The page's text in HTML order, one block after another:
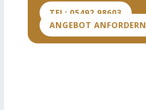
TEL: 05492 98603
ANGEBOT ANFORDERN